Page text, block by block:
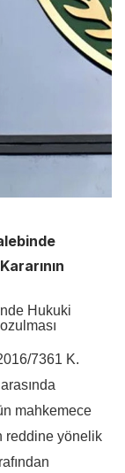
Hukuki
7361 K.
mahkemece
reddine yönelik